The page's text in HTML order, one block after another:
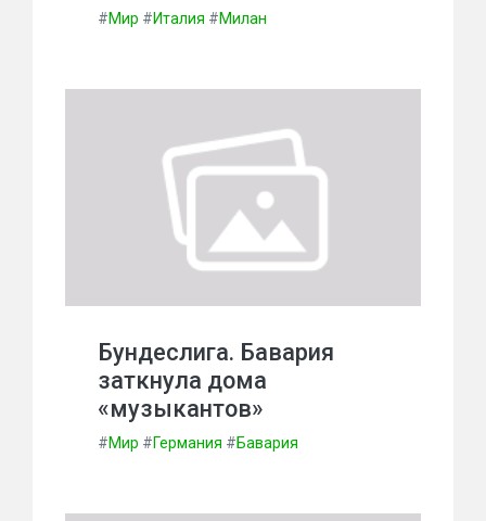
#Мир #Италия #Милан
Бундеслига. Бавария
заткнула дома
«музыкантов»
#Мир #Германия #Бавария